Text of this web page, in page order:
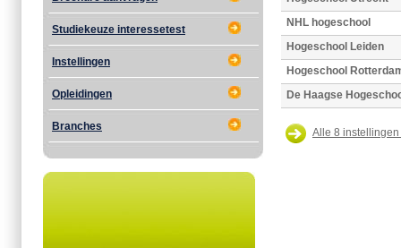
Studiekeuze interessetest
Instellingen
Opleidingen
Branches
NHL hogeschool
Hogeschool Leiden
Hogeschool
De Haagse
Alle 8